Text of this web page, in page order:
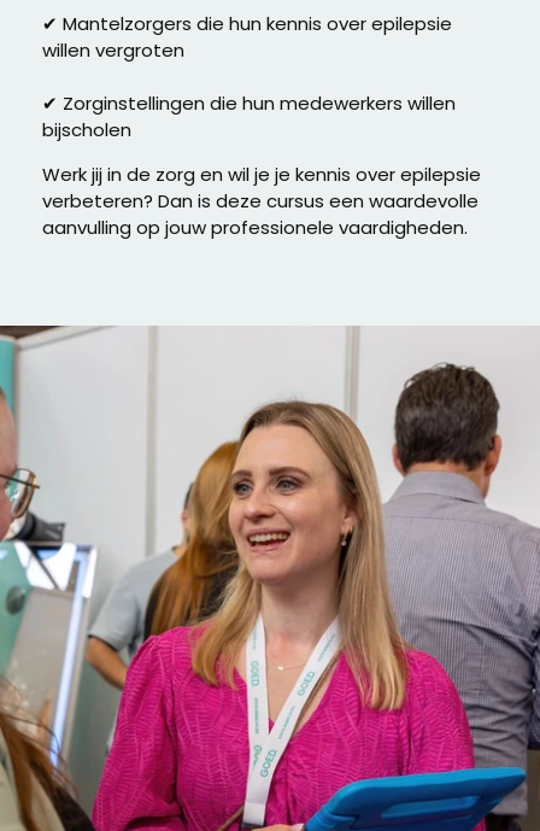
✔ Mantelzorgers die hun kennis over epilepsie
willen vergroten
✔ Zorginstellingen die hun medewerkers willen
bijscholen
Werk jij in de zorg en wil je je kennis over epilepsie
verbeteren? Dan is deze cursus een waardevolle
aanvulling op jouw professionele vaardigheden.